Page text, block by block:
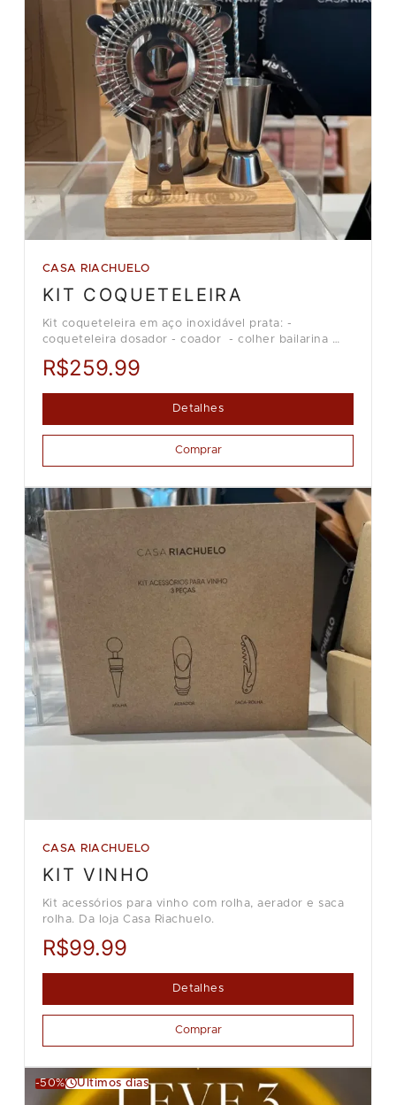
CASA RIACHUELO
KIT COQUETELEIRA
Kit coqueteleira em aço inoxidável prata: -
coqueteleira dosador - coador - colher bailarina
Loja Casa Riachuelo.
R$259.99
Detalhes
Comprar
CASA RIACHUELO
KIT VINHO
Kit acessórios para vinho com rolha, aerador e saca
rolha. Da loja Casa Riachuelo.
R$99.99
Detalhes
Comprar
-50% Últimos dias